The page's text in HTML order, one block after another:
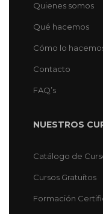
Quienes somos
Qué hacemos
Cómo lo
Contacto
FAQ’s
NUESTROS
Catálogo de
Cursos Gratuítos
Formación